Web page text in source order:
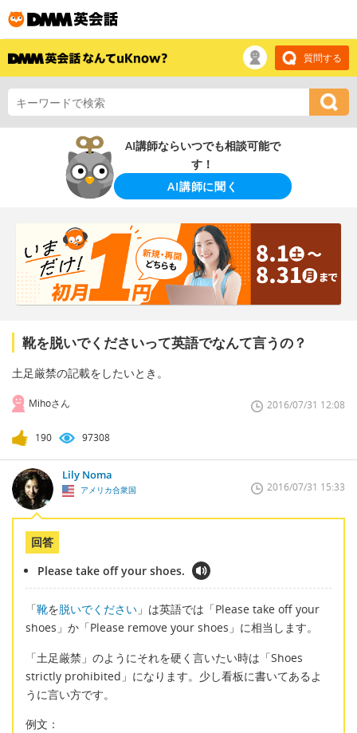
質問する
AI講師ならいつでも相談可能で
す！
AI講師に聞く
靴を脱いでくださいって英語でなんて言うの？
土足厳禁の記載をしたいとき。
Mihoさん 2016/07/31 12:08
190 97308
Lily Noma
アメリカ合衆国 2016/07/31 15:33
回答
Please take off your shoes.
「靴を脱いでください 」は英語では「Please take off your
shoes」か「Please remove your shoes」に相当します。
「土足厳禁」のようにそれを硬く言いたい時は「Shoes
strictly prohibited」になります。少し看板に書いてあるよ
うに言い方です。
例文：